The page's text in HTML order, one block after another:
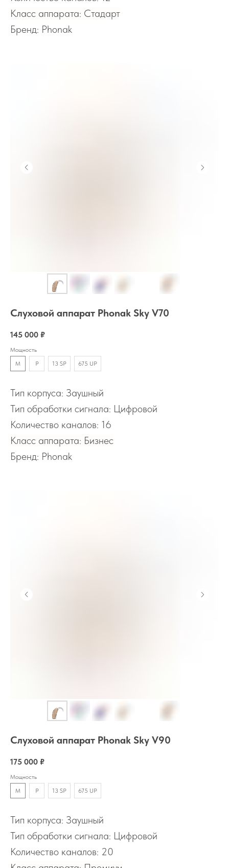
Класс аппарата: Стадарт
Бренд: Phonak
Слуховой аппарат Phonak Sky V70
145 000 ₽
Мощность
M
P 13 SP 675 UP
Тип корпуса: Заушный
Тип обработки сигнала: Цифровой
Количество каналов: 16
Класс аппарата: Бизнес
Бренд: Phonak
Слуховой аппарат Phonak Sky V90
175 000 ₽
Мощность
M
P 13 SP 675 UP
Тип корпуса: Заушный
Тип обработки сигнала: Цифровой
Количество каналов: 20